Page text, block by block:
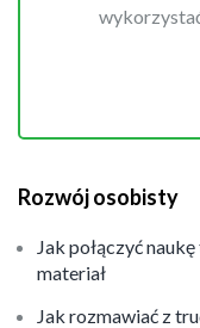
Rozwój osobisty
Jak połączyć
materiał
Jak rozmawiać z